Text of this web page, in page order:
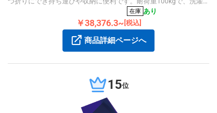
在庫 あり
￥38,376.3~ [税込]
商品詳細ページへ
15位